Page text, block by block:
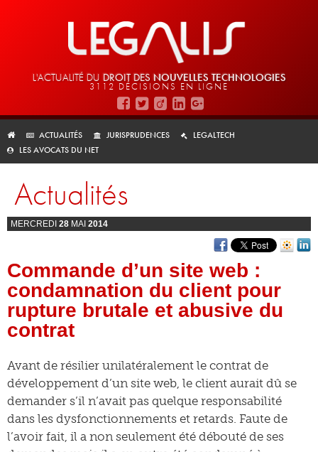
L'ACTUALITÉ DU DROIT DES NOUVELLES TECHNOLOGIES
3112 DÉCISIONS EN LIGNE
ACTUALITÉS JURISPRUDENCES
LEGALTECH
LES AVOCATS DU NET
Actualités
MERCREDI 28 MAI 2014
Commande d’un site web :
condamnation du client pour
rupture brutale et abusive du
contrat
Avant de résilier unilatéralement le contrat de
développement d’un site web, le client aurait dû se
demander s’il n’avait pas quelque responsabilité
dans les dysfonctionnements et retards. Faute de
l’avoir fait, il a non seulement été débouté de ses